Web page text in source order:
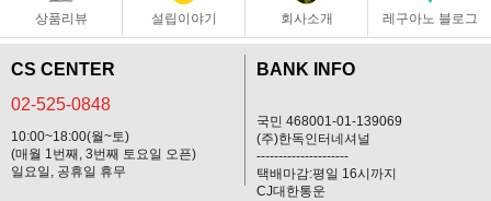
상품리뷰 설립이야기 회사소개 레구아노 블로그
CS CENTER
02-525-0848
10:00~18:00(월~토)
(매월 1번째, 3번째 토요일 오픈)
일요일, 공휴일 휴무
BANK INFO
국민 468001-01-139069
(주)한독인터네셔널
---------------------
택배마감:평일 16시까지
CJ대한통운